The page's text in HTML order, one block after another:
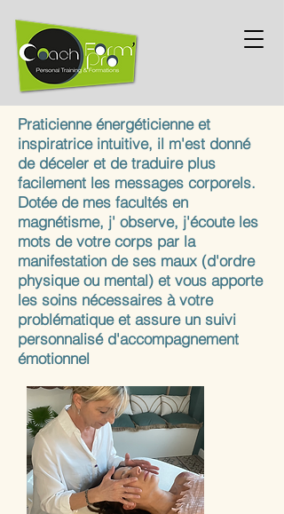
Praticienne énergéticienne et
inspiratrice intuitive, il m'est donné
de déceler et de traduire plus
facilement les messages corporels.
Dotée de mes facultés en
magnétisme, j' observe, j'écoute les
mots de votre corps par la
manifestation de ses maux (d'ordre
physique ou mental) et vous apporte
les soins nécessaires à votre
problématique et assure un suivi
personnalisé d'accompagnement
émotionnel